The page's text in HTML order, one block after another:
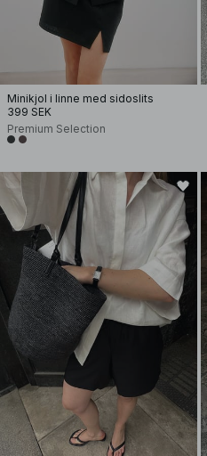
Minikjol i linne med sidoslits
399 SEK
Premium Selection